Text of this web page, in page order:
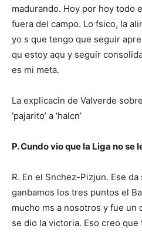
madurando. Hoy por hoy todo
fuera del campo. Lo fsico, la
yo s que tengo que seguir
qu estoy aqu y seguir
es mi meta.
La explicacin de Valverde
‘pajarito’ a ‘halcn’
P. Cundo vio que la Liga no se
R. En el Snchez-Pizjun. Ese
ganbamos los tres puntos el
mucho ms a nosotros y fue un
se dio la victoria. Eso creo